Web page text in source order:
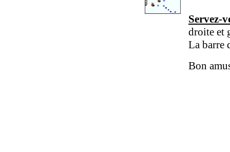
Servez-
droite et
La barre
Bon